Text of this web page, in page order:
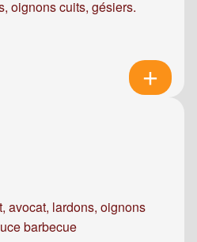
oignons cuits, gésiers.
avocat, lardons, oignons
barbecue